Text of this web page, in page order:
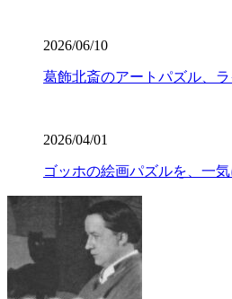
2026/06/10
葛飾北斎のアートパズル、
2026/04/01
ゴッホの絵画パズルを、一